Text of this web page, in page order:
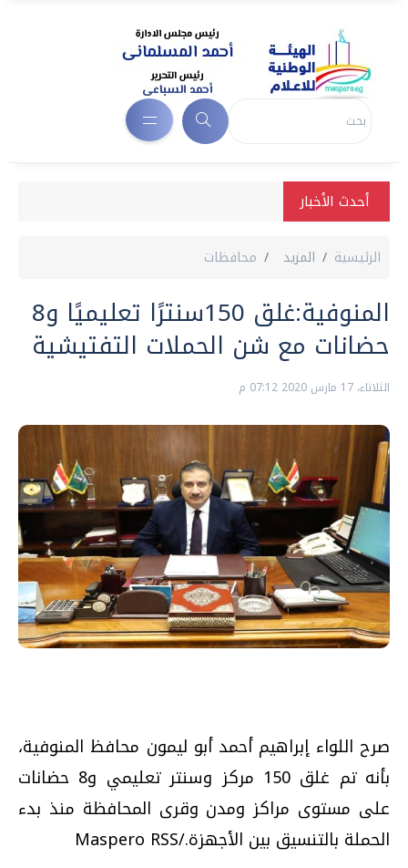
أحدث الأخبار
الرئيسية المزيد محافظات
المنوفية:غلق 150سنترًا تعليميًا و8
حضانات مع شن الحملات التفتيشية
الثلاثاء، 17 مارس 2020 07:12 م
صرح اللواء إبراهيم أحمد أبو ليمون محافظ المنوفية،
بأنه تم غلق 150 مركز وسنتر تعليمي و8 حضانات
على مستوى مراكز ومدن وقرى المحافظة منذ بدء
الحملة بالتنسيق بين الأجهزة./Maspero RSS